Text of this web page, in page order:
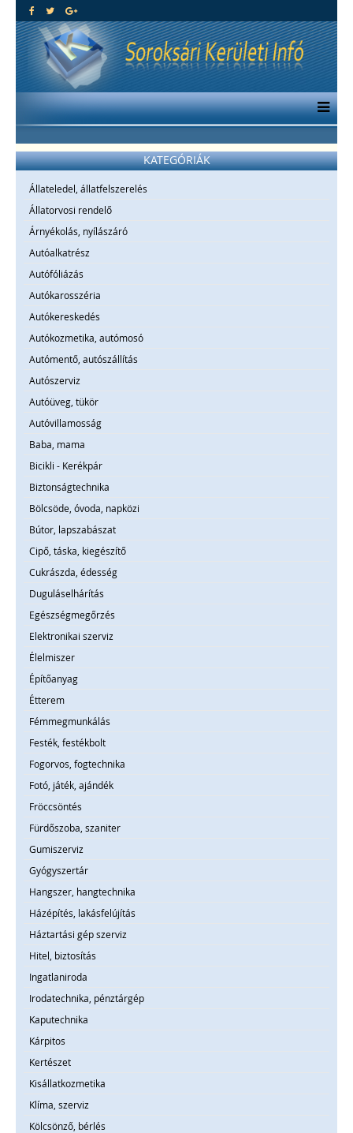
KATEGÓRIÁK
Állateledel, állatfelszerelés
Állatorvosi rendelő
Árnyékolás, nyílászáró
Autóalkatrész
Autófóliázás
Autókarosszéria
Autókereskedés
Autókozmetika, autómosó
Autómentő, autószállítás
Autószerviz
Autóüveg, tükör
Autóvillamosság
Baba, mama
Bicikli - Kerékpár
Biztonságtechnika
Bölcsöde, óvoda, napközi
Bútor, lapszabászat
Cipő, táska, kiegészítő
Cukrászda, édesség
Duguláselhárítás
Egészségmegőrzés
Elektronikai szerviz
Élelmiszer
Építőanyag
Étterem
Fémmegmunkálás
Festék, festékbolt
Fogorvos, fogtechnika
Fotó, játék, ajándék
Fröccsöntés
Fürdőszoba, szaniter
Gumiszerviz
Gyógyszertár
Hangszer, hangtechnika
Házépítés, lakásfelújítás
Háztartási gép szerviz
Hitel, biztosítás
Ingatlaniroda
Irodatechnika, pénztárgép
Kaputechnika
Kárpitos
Kertészet
Kisállatkozmetika
Klíma, szerviz
Kölcsönző, bérlés